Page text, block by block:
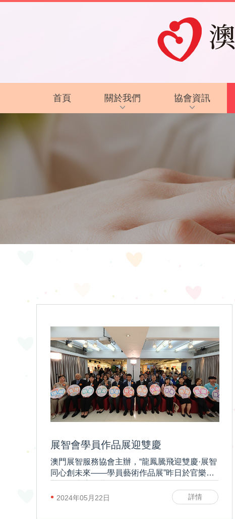
首頁 關於我們
智障的認識
協會資訊
展智會學員作品展迎雙慶
澳門展智服務協會主辦，“龍鳳騰飛迎雙慶·展智
同心創未來——學員藝術作品展”昨日於官樂怡
• 2024年05月22日 詳情